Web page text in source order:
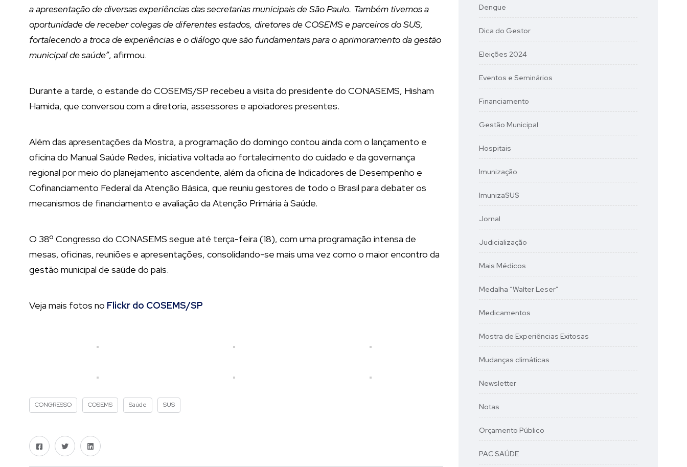
a apresentação de diversas experiências das secretarias municipais de São Paulo. Também tivemos a
oportunidade de receber colegas de diferentes estados, diretores de COSEMS e parceiros do SUS,
fortalecendo a troca de experiências e o diálogo que são fundamentais para o aprimoramento da gestão
municipal de saúde”, afirmou.
Durante a tarde, o estande do COSEMS/SP recebeu a visita do presidente do CONASEMS, Hisham
Hamida, que conversou com a diretoria, assessores e apoiadores presentes.
Além das apresentações da Mostra, a programação do domingo contou ainda com o lançamento e
oficina do Manual Saúde Redes, iniciativa voltada ao fortalecimento do cuidado e da governança
regional por meio do planejamento ascendente, além da oficina de Indicadores de Desempenho e
Cofinanciamento Federal da Atenção Básica, que reuniu gestores de todo o Brasil para debater os
mecanismos de financiamento e avaliação da Atenção Primária à Saúde.
O 38º Congresso do CONASEMS segue até terça-feira (18), com uma programação intensa de
mesas, oficinas, reuniões e apresentações, consolidando-se mais uma vez como o maior encontro da
gestão municipal de saúde do país.
Veja mais fotos no Flickr do COSEMS/SP
CONGRESSO COSEMS Saúde SUS
Dengue
Dica do Gestor
Eleições 2024
Eventos e Seminários
Financiamento
Gestão Municipal
Hospitais
Imunização
ImunizaSUS
Jornal
Judicialização
Mais Médicos
Medalha “Walter Leser”
Medicamentos
Mostra de Experiências Exitosas
Mudanças climáticas
Newsletter
Notas
Orçamento Público
PAC SAÚDE